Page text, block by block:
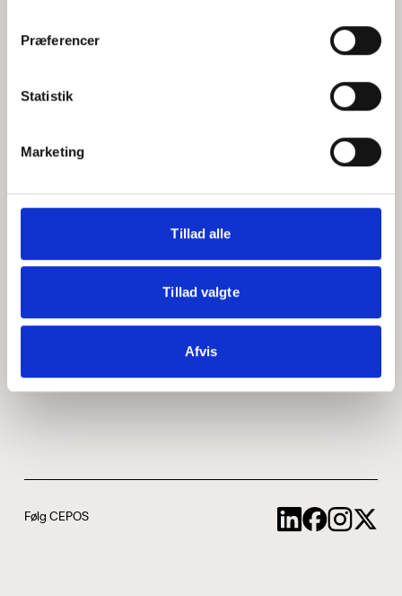
Præferencer
Statistik
Marketing
Tillad alle
Tillad valgte
Afvis
Hvem er CEPOS
Medarbejdere
ABCepos
Podcast
Følg CEPOS